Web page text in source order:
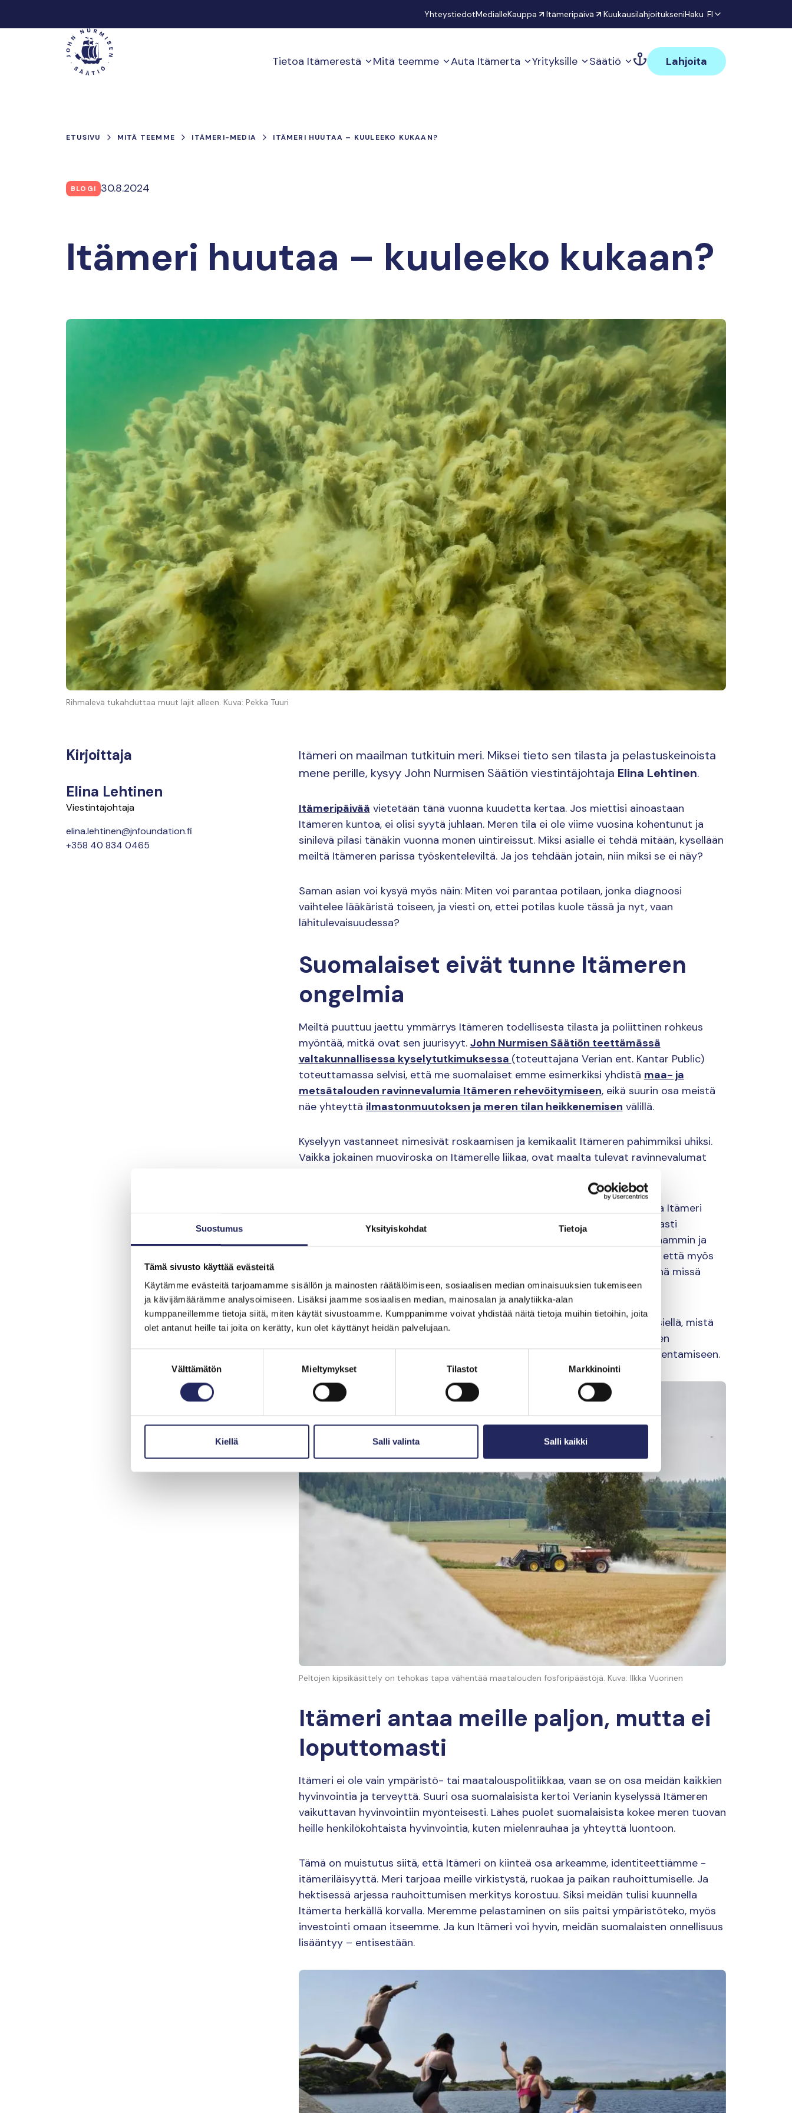
Suostumus Yksityiskohdat Tietoja
Tämä sivusto käyttää evästeitä
Käytämme evästeitä tarjoamamme sisällön ja mainosten räätälöimiseen, sosiaalisen median ominaisuuksien tukemiseen
ja kävijämäärämme analysoimiseen. Lisäksi jaamme sosiaalisen median, mainosalan ja analytiikka-alan
kumppaneillemme tietoja siitä, miten käytät sivustoamme. Kumppanimme voivat yhdistää näitä tietoja muihin tietoihin, joita
olet antanut heille tai joita on kerätty, kun olet käyttänyt heidän palvelujaan.
Välttämätön Mieltymykset Tilastot Markkinointi
Kiellä Salli valinta Salli kaikki
YhteystiedotMedialleKauppa Itämeripäivä KuukausilahjoitukseniHaku FI
Päävalikko Tietoa Itämerestä Mitä teemme Auta Itämerta Yrityksille Säätiö Lahjoita
ETUSIVU MITÄ TEEMME ITÄMERI-MEDIA ITÄMERI HUUTAA – KUULEEKO KUKAAN?
BLOGI 30.8.2024
Itämeri huutaa – kuuleeko kukaan?
Rihmalevä tukahduttaa muut lajit alleen. Kuva: Pekka Tuuri
Kirjoittaja
Elina Lehtinen
Viestintäjohtaja
elina.lehtinen@jnfoundation.fi
+358 40 834 0465
Itämeri on maailman tutkituin meri. Miksei tieto sen tilasta ja pelastuskeinoista
mene perille, kysyy John Nurmisen Säätiön viestintäjohtaja Elina Lehtinen.
Itämeripäivää vietetään tänä vuonna kuudetta kertaa. Jos miettisi ainoastaan
Itämeren kuntoa, ei olisi syytä juhlaan. Meren tila ei ole viime vuosina kohentunut ja
sinilevä pilasi tänäkin vuonna monen uintireissut. Miksi asialle ei tehdä mitään, kysellään
meiltä Itämeren parissa työskenteleviltä. Ja jos tehdään jotain, niin miksi se ei näy?
Saman asian voi kysyä myös näin: Miten voi parantaa potilaan, jonka diagnoosi
vaihtelee lääkäristä toiseen, ja viesti on, ettei potilas kuole tässä ja nyt, vaan
lähitulevaisuudessa?
Suomalaiset eivät tunne Itämeren
ongelmia
Meiltä puuttuu jaettu ymmärrys Itämeren todellisesta tilasta ja poliittinen rohkeus
myöntää, mitkä ovat sen juurisyyt. John Nurmisen Säätiön teettämässä
valtakunnallisessa kyselytutkimuksessa (toteuttajana Verian ent. Kantar Public)
toteuttamassa selvisi, että me suomalaiset emme esimerkiksi yhdistä maa- ja
metsätalouden ravinnevalumia Itämeren rehevöitymiseen, eikä suurin osa meistä
näe yhteyttä ilmastonmuutoksen ja meren tilan heikkenemisen välillä.
Kyselyyn vastanneet nimesivät roskaamisen ja kemikaalit Itämeren pahimmiksi uhiksi.
Vaikka jokainen muoviroska on Itämerelle liikaa, ovat maalta tulevat ravinnevalumat
Maatalous on Suomen rannikolla Itämeren suurin ravinnekuormittaja. Jotta Itämeri
saataisiin pelastettua, maataloustuet tulisi suunnata nykyistä huomattavasti
tarkemmin ympäristöperusteisesti. Näin ravinteita kierrätettäisiin tehokkaammin ja
kestävämpiä menetelmiä saataisiin käyttöön laajemmin. On hyvä muistaa, että myös
peltoviljely, eläintuotanto ja metsätalouden ojitus rehevöittävät merta siinä missä
muukin ihmisen toiminta.
Tietoa ja tutkimusta kyllä on, mutta julkista rahaa on niukasti, eikä se ole siellä, mistä
sillä saataisiin vaikuttavimmat tulokset. Rahasta suurin osa menee vanhojen
tukijärjestelmien ylläpitämiseen, ei uusien, ympäristöarvot huomioivien rakentamiseen.
Peltojen kipsikäsittely on tehokas tapa vähentää maatalouden fosforipäästöjä. Kuva: Ilkka Vuorinen
Itämeri antaa meille paljon, mutta ei
loputtomasti
Itämeri ei ole vain ympäristö- tai maatalouspolitiikkaa, vaan se on osa meidän kaikkien
hyvinvointia ja terveyttä. Suuri osa suomalaisista kertoi Verianin kyselyssä Itämeren
vaikuttavan hyvinvointiin myönteisesti. Lähes puolet suomalaisista kokee meren tuovan
heille henkilökohtaista hyvinvointia, kuten mielenrauhaa ja yhteyttä luontoon.
Tämä on muistutus siitä, että Itämeri on kiinteä osa arkeamme, identiteettiämme -
itämeriläisyyttä. Meri tarjoaa meille virkistystä, ruokaa ja paikan rauhoittumiselle. Ja
hektisessä arjessa rauhoittumisen merkitys korostuu. Siksi meidän tulisi kuunnella
Itämerta herkällä korvalla. Meremme pelastaminen on siis paitsi ympäristöteko, myös
investointi omaan itseemme. Ja kun Itämeri voi hyvin, meidän suomalaisten onnellisuus
lisääntyy – entisestään.